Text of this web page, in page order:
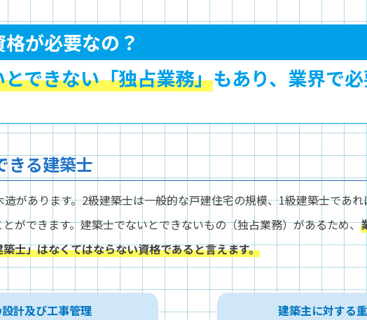
が必要なの？
できない「独占業務」もあり、業界で
きる建築士
があります。2級建築士は一般的な戸建住宅の規模、1級建築士であ
ができます。建築士でないとできないもの（独占業務）があるため、
士」はなくてはならない資格であると言えます。
計及び工事管理 建築主に対する